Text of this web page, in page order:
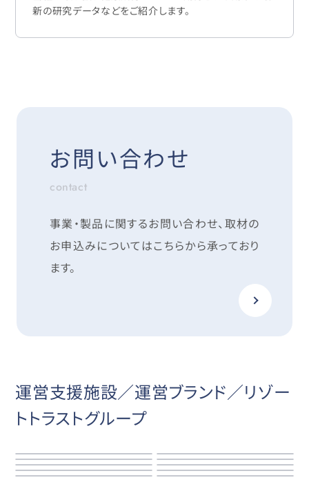
新の研究データなどをご紹介します。
お問い合わせ
contact
事業・製品に関するお問い合わせ、取材の
お申込みについてはこちらから承っており
ます。
運営支援施設／運営ブランド／リゾー
トトラストグループ